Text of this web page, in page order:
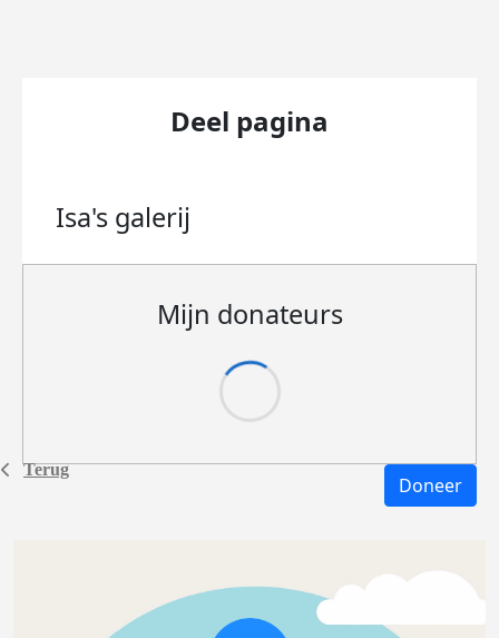
Terug
Deel pagina
Isa's galerij
Mijn donateurs
Doneer